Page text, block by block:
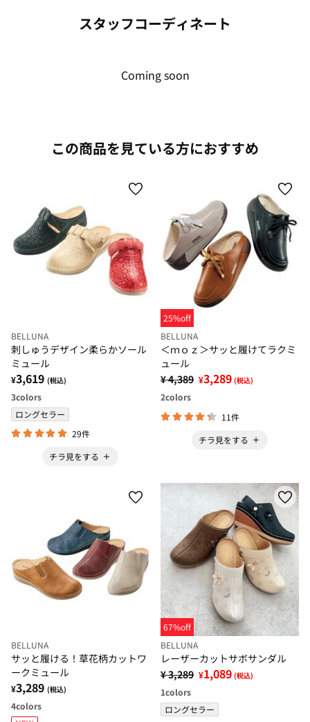
スタッフコーディネート
Coming soon
この商品を見ている方におすすめ
BELLUNA
刺しゅうデザイン柔らかソール
ミュール
¥3,619 (税込)
3colors
ロングセラー
29件
チラ見をする
25%off
BELLUNA
＜ｍｏｚ＞サッと履けてラクミ
ュール
¥ 4,389 ¥3,289 (税込)
2colors
11件
チラ見をする
BELLUNA
サッと履ける！草花柄カットワ
ークミュール
¥3,289 (税込)
4colors
67%off
BELLUNA
レーザーカットサボサンダル
¥ 3,289 ¥1,089 (税込)
1colors
ロングセラー